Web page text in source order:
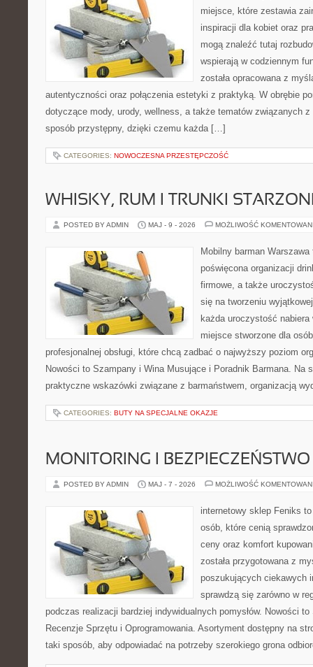
miejsce, które zestawia
inspiracji dla kobiet oraz
mogą znaleźć tutaj
wspierają w codziennym
została opracowana z
autentyczności oraz połączenia estetyki z praktyką. W obrębie
dotyczące mody, urody, wellness, a także tematów związanych
sposób przystępny, dzięki czemu każda […]
CATEGORIES: NOWOCZESNA PRZESTĘPCZOŚĆ
WHISKY, RUM I TRUNKI
POSTED BY ADMIN MAJ - 9 - 2026 MOŻLIWOŚĆ
Mobilny barman
poświęcona organizacji
firmowe, a także
się na tworzeniu
każda uroczystość
miejsce stworzone dla
profesjonalnej obsługi, które chcą zadbać o najwyższy poziom
Nowości to Szampany i Wina Musujące i Poradnik Barmana. Na
praktyczne wskazówki związane z barmaństwem, organizacją
CATEGORIES: BUTY NA SPECJALNE OKAZJE
MONITORING I
POSTED BY ADMIN MAJ - 7 - 2026 MOŻLIWOŚĆ
internetowy sklep Feniks
osób, które cenią
ceny oraz komfort
została przygotowana z
poszukujących ciekawych
sprawdzą się zarówno w
podczas realizacji bardziej indywidualnych pomysłów. Nowości
Recenzje Sprzętu i Oprogramowania. Asortyment dostępny na
taki sposób, aby odpowiadać na potrzeby szerokiego grona